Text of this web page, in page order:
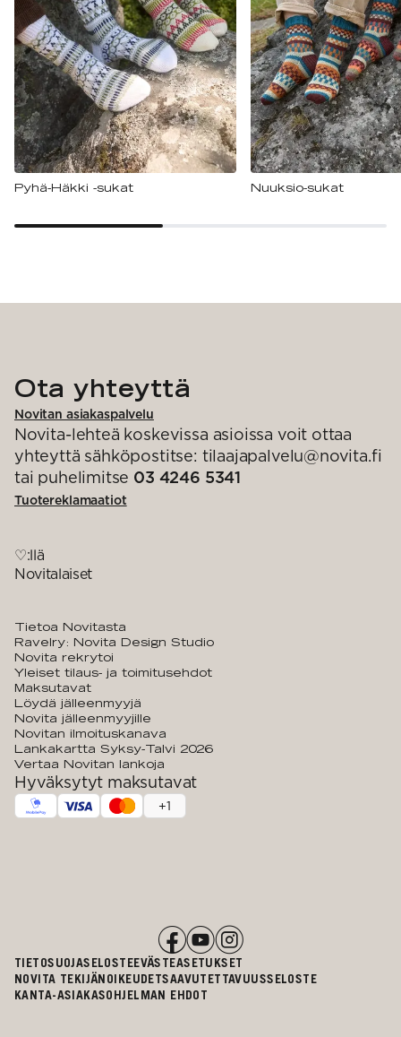
Pyhä-Häkki -sukat Nuuksio-sukat
Ota yhteyttä
Novitan asiakaspalvelu
Novita-lehteä koskevissa asioissa voit ottaa
yhteyttä sähköpostitse: tilaajapalvelu@novita.fi
tai puhelimitse 03 4246 5341
Tuotereklamaatiot
♡:llä
Novitalaiset
Tietoa Novitasta
Ravelry: Novita Design Studio
Novita rekrytoi
Yleiset tilaus- ja toimitusehdot
Maksutavat
Löydä jälleenmyyjä
Novita jälleenmyyjille
Novitan ilmoituskanava
Lankakartta Syksy-Talvi 2026
Vertaa Novitan lankoja
Hyväksytyt maksutavat
+1
TIETOSUOJASELOSTEEVÄSTEASETUKSET
NOVITA TEKIJÄNOIKEUDETSAAVUTETTAVUUSSELOSTE
KANTA-ASIAKASOHJELMAN EHDOT